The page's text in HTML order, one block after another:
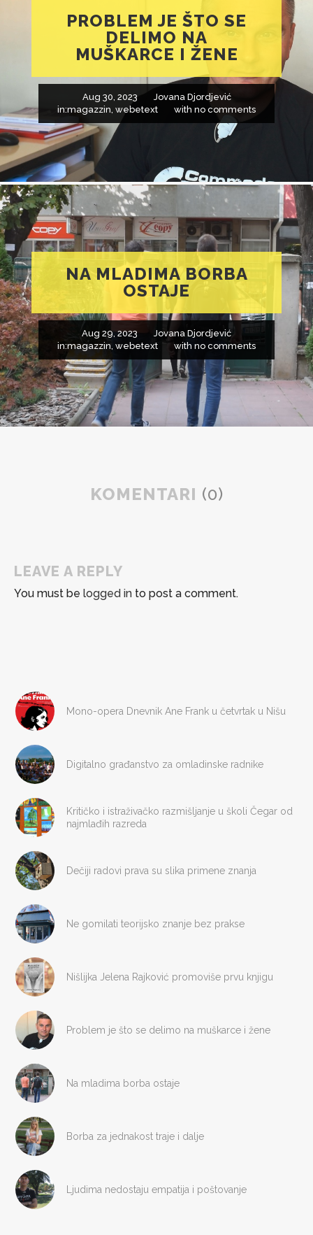
PROBLEM JE ŠTO SE
DELIMO NA
MUŠKARCE I ŽENE
Aug 30, 2023
Jovana Djordjević
in:magazzin webetext with no comments
NA MLADIMA BORBA
OSTAJE
Aug 29, 2023
Jovana Djordjević
in:magazzin webetext with no comments
KOMENTARI (0)
LEAVE A REPLY
You must be logged in to post a comment.
Mono-opera Dnevnik Ane Frank u četvrtak u Nišu
Digitalno građanstvo za omladinske radnike
Kritičko i istraživačko razmišljanje u školi Čegar od
najmlađih razreda
Dečiji radovi prava su slika primene znanja
Ne gomilati teorijsko znanje bez prakse
Nišlijka Jelena Rajković promoviše prvu knjigu
Problem je što se delimo na muškarce i žene
Na mladima borba ostaje
Borba za jednakost traje i dalje
Ljudima nedostaju empatija i poštovanje